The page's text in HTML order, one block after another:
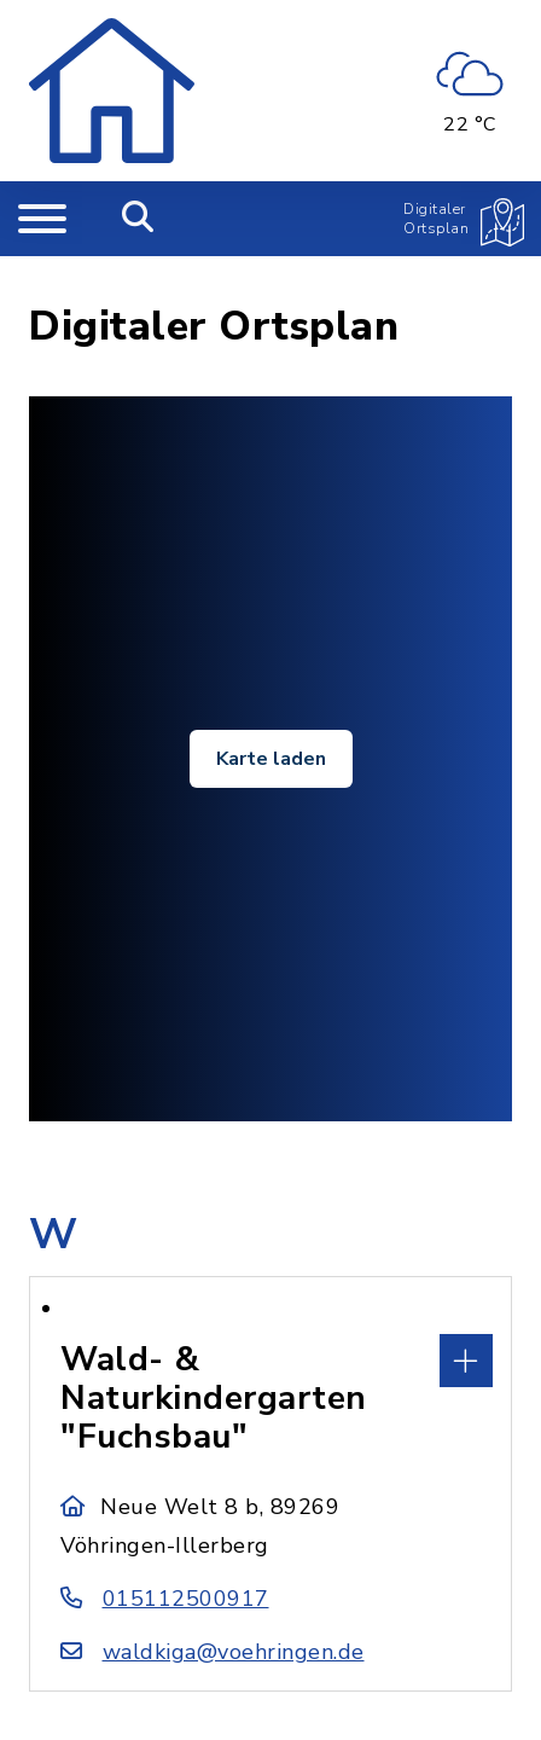
22 °C
Digitaler
Ortsplan
Digitaler Ortsplan
Karte laden
W
Wald- &
Naturkindergarten
"Fuchsbau"
Neue Welt 8 b, 89269
Vöhringen-Illerberg
015112500917
waldkiga@voehringen.de